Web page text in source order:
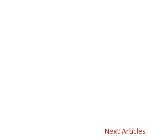
Next Articles